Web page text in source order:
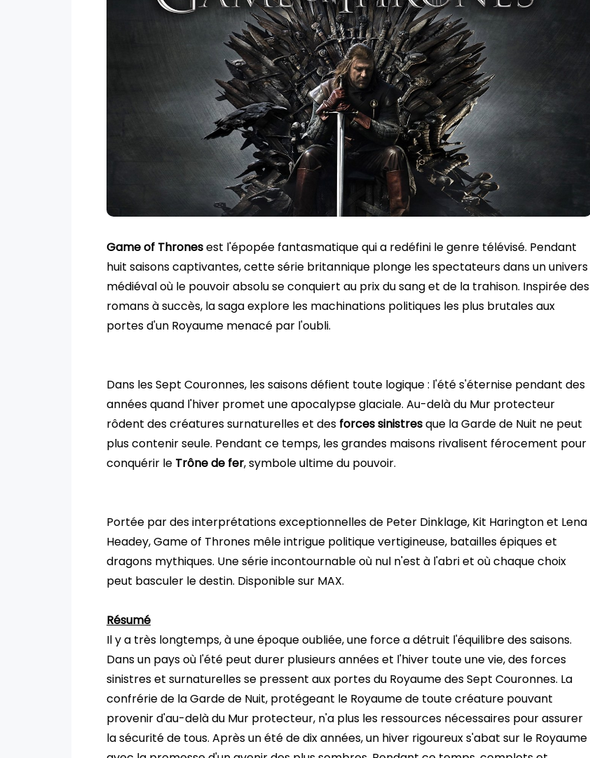
Game of Thronesest l'épopée fantasmatique qui a redéfini le genre télévisé. Pendant
huit saisons captivantes, cette série britannique plonge les spectateurs dans un univers
médiéval où le pouvoir absolu se conquiert au prix du sang et de la trahison. Inspirée des
romans à succès, la saga explore les machinations politiques les plus brutales aux
portes d'un Royaume menacé par l'oubli.
Dans les Sept Couronnes, les saisons défient toute logique : l'été s'éternise pendant des
années quand l'hiver promet une apocalypse glaciale. Au-delà du Mur protecteur
rôdent des créatures surnaturelles et des forces sinistresque la Garde de Nuit ne peut
plus contenir seule. Pendant ce temps, les grandes maisons rivalisent férocement pour
conquérir le Trône de fer, symbole ultime du pouvoir.
Portée par des interprétations exceptionnelles de Peter Dinklage, Kit Harington et Lena
Headey, Game of Thrones mêle intrigue politique vertigineuse, batailles épiques et
dragons mythiques. Une série incontournable où nul n'est à l'abri et où chaque choix
peut basculer le destin. Disponible sur MAX.
Résumé
Il y a très longtemps, à une époque oubliée, une force a détruit l'équilibre des saisons.
Dans un pays où l'été peut durer plusieurs années et l'hiver toute une vie, des forces
sinistres et surnaturelles se pressent aux portes du Royaume des Sept Couronnes. La
confrérie de la Garde de Nuit, protégeant le Royaume de toute créature pouvant
provenir d'au-delà du Mur protecteur, n'a plus les ressources nécessaires pour assurer
la sécurité de tous. Après un été de dix années, un hiver rigoureux s'abat sur le Royaume